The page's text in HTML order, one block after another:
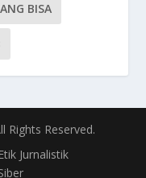
BISA
Rights Reserved.
Jurnalistik